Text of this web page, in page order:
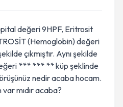
değeri 9HPF, Eritrosit
(Hemoglobin) değeri
çıkmıştır. Aynı şekilde
*** *** ** küp şeklinde
nedir acaba hocam.
mıdır acaba?